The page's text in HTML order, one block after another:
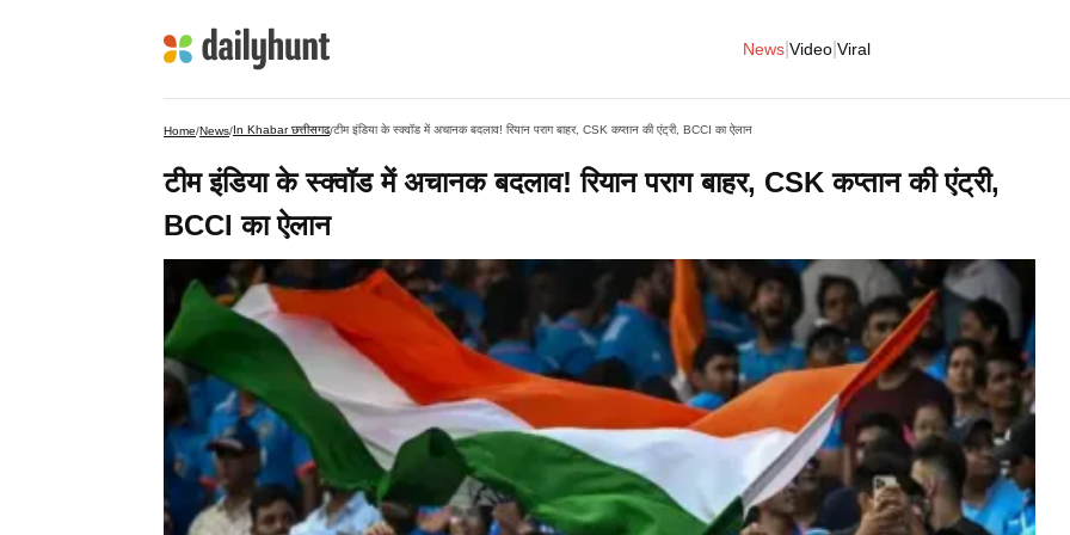
News Video Viral
Home/News/In Khabar छत्तीसगढ/टीम इंडिया के स्क्वॉड में अचानक बदलाव! रियान पराग बाहर, CSK कप्तान की एंट्री, BCCI का ऐलान
टीम इंडिया के स्क्वॉड में अचानक बदलाव! रियान पराग बाहर, CSK कप्तान की एंट्री,
BCCI का ऐलान